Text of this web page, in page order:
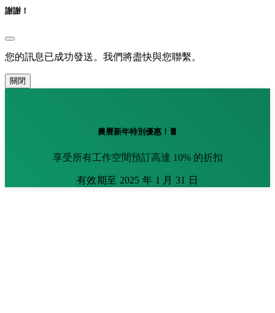
謝謝！
您的訊息已成功發送。我們將盡快與您聯繫。
關閉
農曆新年特別優惠！🧧
享受所有工作空間預訂高達 10% 的折扣
有效期至 2025 年 1 月 31 日